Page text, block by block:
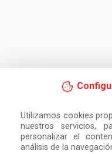
Utilizamos cookies
nuestros servicios,
personalizar el
análisis de la